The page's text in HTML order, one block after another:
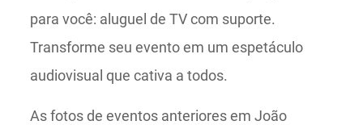
para você: aluguel de TV com suporte.
Transforme seu evento em um espetáculo
audiovisual que cativa a todos.
As fotos de eventos anteriores em João